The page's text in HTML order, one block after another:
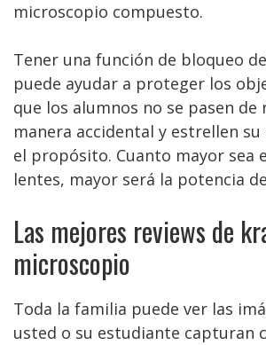
microscopio compuesto.
Tener una función de bloqueo
puede ayudar a proteger los
que los alumnos no se pasen de
manera accidental y estrellen
el propósito. Cuanto mayor sea
lentes, mayor será la potencia
Las mejores reviews de
microscopio
Toda la familia puede ver las
usted o su estudiante capturan